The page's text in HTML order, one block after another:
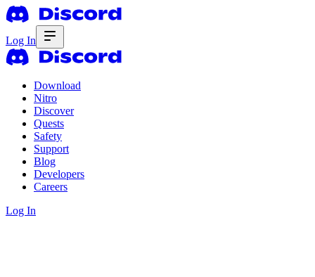
Log In
Download
Nitro
Discover
Quests
Safety
Support
Blog
Developers
Careers
Log In